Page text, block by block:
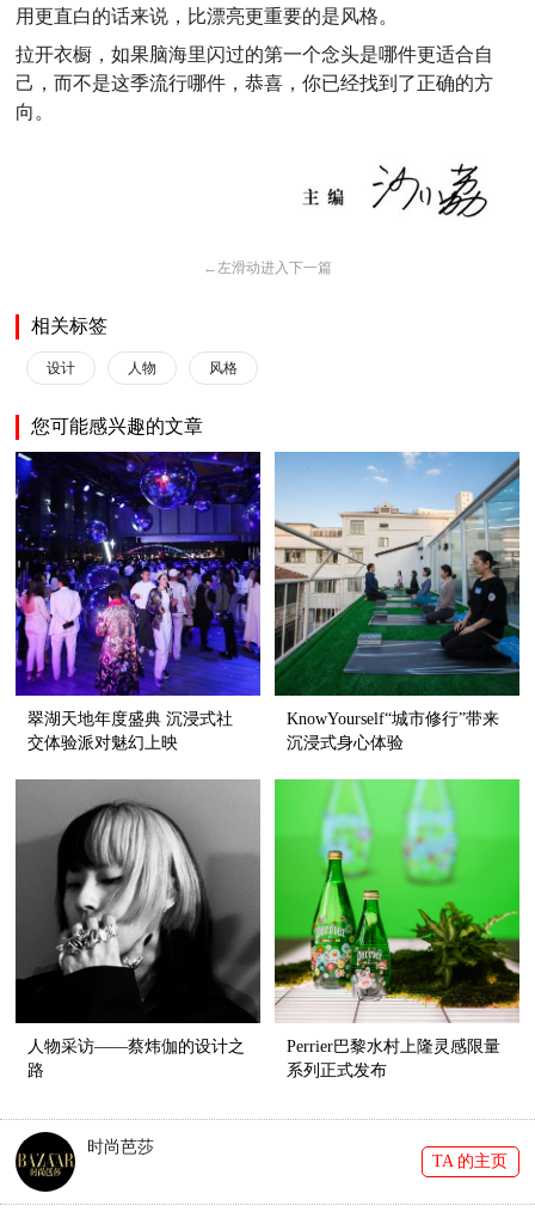
用更直白的话来说，比漂亮更重要的是风格。
拉开衣橱，如果脑海里闪过的第一个念头是哪件更适合自
己，而不是这季流行哪件，恭喜，你已经找到了正确的方
向。
←左滑动进入下一篇
相关标签
设计 人物 风格
您可能感兴趣的文章
翠湖天地年度盛典 沉浸式社
交体验派对魅幻上映
KnowYourself“城市修行”带来
沉浸式身心体验
人物采访——蔡炜伽的设计之
路
Perrier巴黎水村上隆灵感限量
系列正式发布
时尚芭莎
TA 的主页